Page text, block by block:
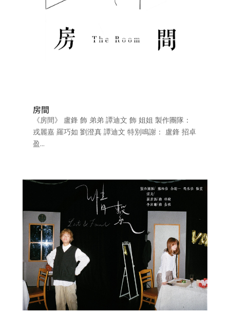
房間
《房間》 盧鋒 飾 弟弟 譚迪文 飾 姐姐 製作團隊：
戎麗嘉 羅巧如 劉澄真 譚迪文 特別鳴謝： 盧鋒 招卓
盈...